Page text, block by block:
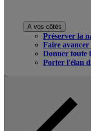
A vos côtés
Préserver la
Faire
Donner toute
Porter l'élan